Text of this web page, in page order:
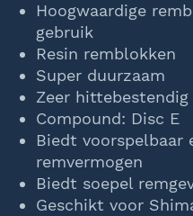
Hoogwaardige
gebruik
Resin remblokken
Super duurzaam
Zeer hittebestendig
Compound: Disc E
Biedt voorspelbaar
remvermogen
Biedt soepel
Geschikt voor